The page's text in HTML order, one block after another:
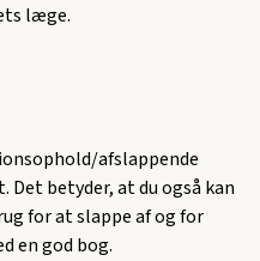
læge.
afslappende
Det betyder, at du også kan
for at slappe af og for
en god bog.